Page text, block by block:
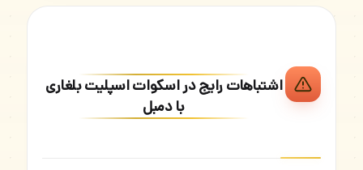
اشتباهات رایج در اسکوات اسپلیت بلغاری
با دمبل